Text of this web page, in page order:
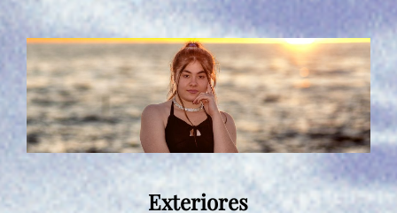
Exteriores